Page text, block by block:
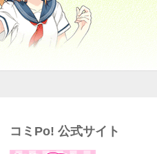
コミPo! 公式サイト